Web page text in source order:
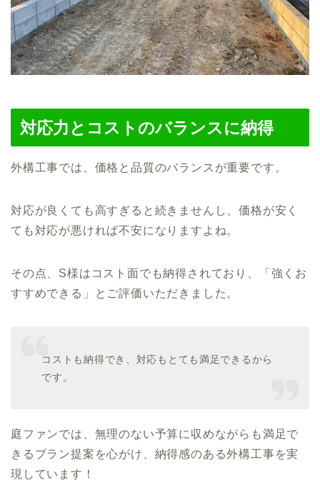
対応力とコストのバランスに納得
外構工事では、価格と品質のバランスが重要です。
対応が良くても高すぎると続きませんし、価格が安く
ても対応が悪ければ不安になりますよね。
その点、S様はコスト面でも納得されており、「強くお
すすめできる」とご評価いただきました。
コストも納得でき、対応もとても満足できるから
です。
庭ファンでは、無理のない予算に収めながらも満足で
きるプラン提案を心がけ、納得感のある外構工事を実
現しています！